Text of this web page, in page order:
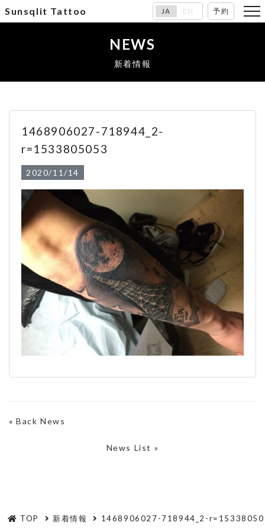
Sunsqlit Tattoo JA EN 予約
NEWS
新着情報
1468906027-718944_2-
r=1533805053
2020/11/14
«Back News
News List »
TOP 新着情報 1468906027-718944_2-